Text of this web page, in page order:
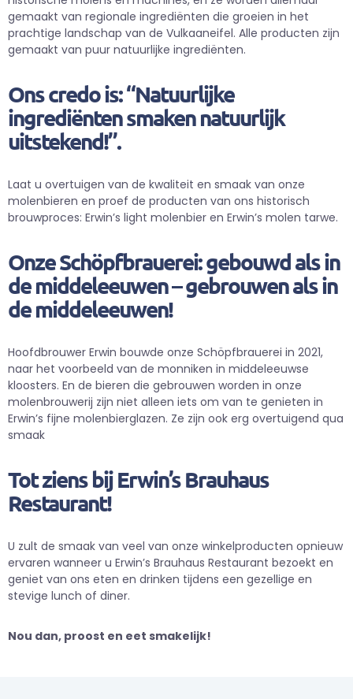
gemaakt van regionale ingrediënten die groeien in het
prachtige landschap van de Vulkaaneifel. Alle producten zijn
gemaakt van puur natuurlijke ingrediënten.
Ons credo is: “Natuurlijke
ingrediënten smaken natuurlijk
uitstekend!”.
Laat u overtuigen van de kwaliteit en smaak van onze
molenbieren en proef de producten van ons historisch
brouwproces: Erwin’s light molenbier en Erwin’s molen tarwe.
Onze Schöpfbrauerei: gebouwd als in
de middeleeuwen – gebrouwen als in
de middeleeuwen!
Hoofdbrouwer Erwin bouwde onze Schöpfbrauerei in 2021,
naar het voorbeeld van de monniken in middeleeuwse
kloosters. En de bieren die gebrouwen worden in onze
molenbrouwerij zijn niet alleen iets om van te genieten in
Erwin’s fijne molenbierglazen. Ze zijn ook erg overtuigend qua
smaak
Tot ziens bij Erwin’s Brauhaus
Restaurant!
U zult de smaak van veel van onze winkelproducten opnieuw
ervaren wanneer u Erwin’s Brauhaus Restaurant bezoekt en
geniet van ons eten en drinken tijdens een gezellige en
stevige lunch of diner.
Nou dan, proost en eet smakelijk!